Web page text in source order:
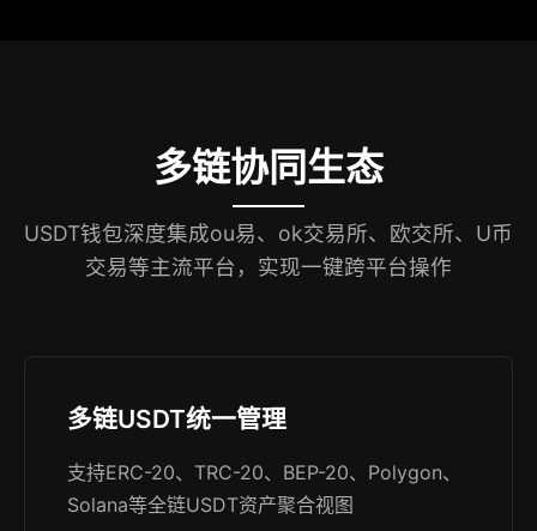
多链协同生态
USDT钱包深度集成ou易、ok交易所、欧交所、U币
交易等主流平台，实现一键跨平台操作
多链USDT统一管理
支持ERC-20、TRC-20、BEP-20、Polygon、
Solana等全链USDT资产聚合视图